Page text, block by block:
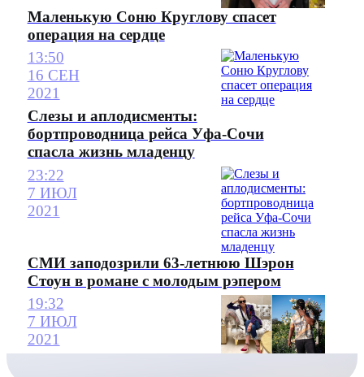
Маленькую Соню Круглову спасет
операция на сердце
13:50
16 СЕН
2021
Слезы и аплодисменты:
бортпроводница рейса Уфа-Сочи
спасла жизнь младенцу
23:22
7 ИЮЛ
2021
СМИ заподозрили 63-летнюю Шэрон
Стоун в романе с молодым рэпером
19:32
7 ИЮЛ
2021